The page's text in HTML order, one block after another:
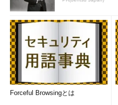
Forceful Browsingとは